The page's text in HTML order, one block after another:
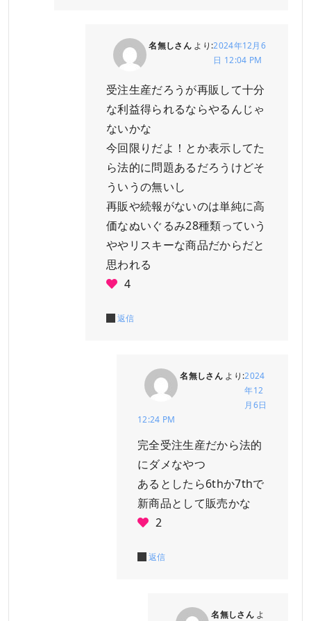
名無しさん より:2024年12月6
日 12:04 PM
受注生産だろうが再販して十分
な利益得られるならやるんじゃ
ないかな
今回限りだよ！とか表示してた
ら法的に問題あるだろうけどそ
ういうの無いし
再販や続報がないのは単純に高
価なぬいぐるみ28種類っていう
ややリスキーな商品だからだと
思われる
4
返信
名無しさん より:2024
年12
月6日
12:24 PM
完全受注生産だから法的
にダメなやつ
あるとしたら6thか7thで
新商品として販売かな
2
返信
名無しさん よ